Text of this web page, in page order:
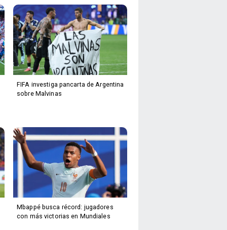
FIFA investiga pancarta de Argentina
sobre Malvinas
Mbappé busca récord: jugadores
con más victorias en Mundiales